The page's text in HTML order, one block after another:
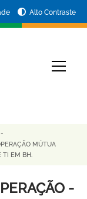
Alto Contraste
-
MÚTUA
TI EM BH.
-